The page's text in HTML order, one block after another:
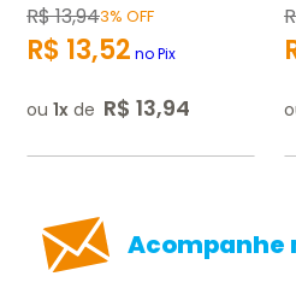
Escrever avaliação
R$13,943% OFF
R$ 13,52 no Pix
ou 1 de R$ 13,94
Acompanhe